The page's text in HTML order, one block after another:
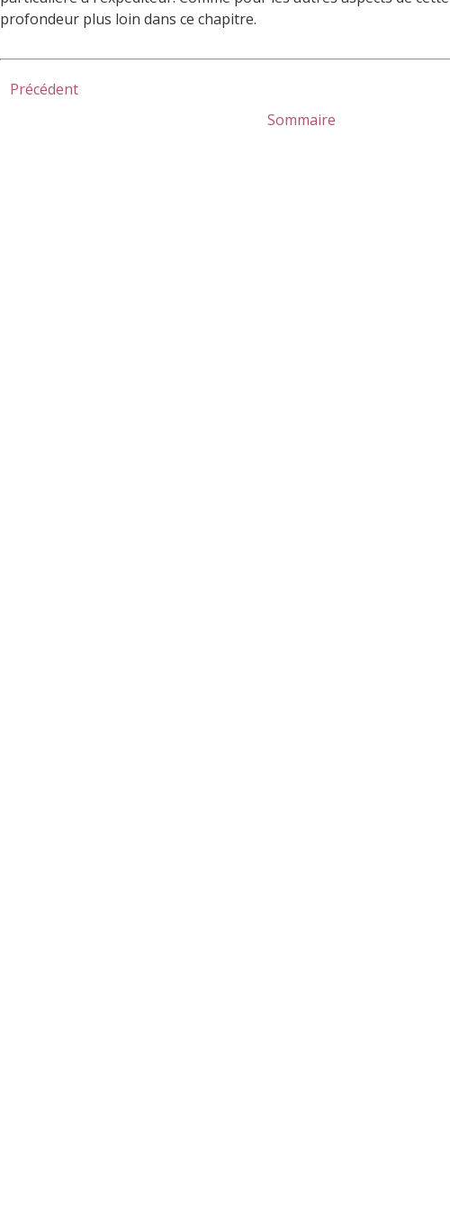
profondeur plus loin dans ce chapitre.
Précédent
Sommaire